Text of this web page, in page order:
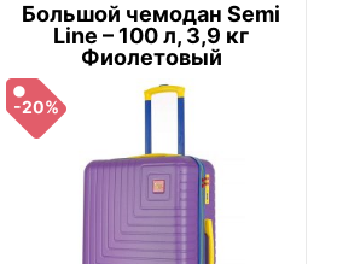
Большой чемодан Semi
Line – 100 л, 3,9 кг
Фиолетовый
-20%